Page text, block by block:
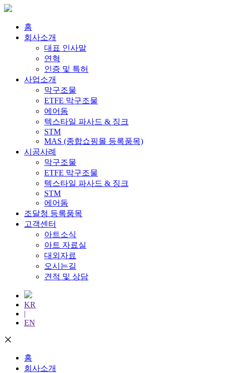
홈
회사소개
대표 인사말
연혁
인증 및 특허
사업소개
막구조물
ETFE 막구조물
에어돔
텍스타일 파사드 & 징크
STM
MAS (종합쇼핑몰 등록품목)
시공사례
막구조물
ETFE 막구조물
텍스타일 파사드 & 징크
STM
에어돔
조달청 등록품목
고객센터
아트소식
아트 자료실
대외자료
오시는길
견적 및 상담
KR
|
EN
홈
회사소개